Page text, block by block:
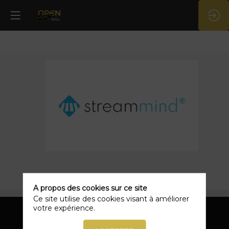
Vous souhaitez en
A propos des cookies sur ce site
Ce site utilise des cookies visant à améliorer
votre expérience.